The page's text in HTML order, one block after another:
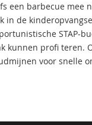
een barbecue mee
in de
STAP-
kunnen profi teren.
voor snelle